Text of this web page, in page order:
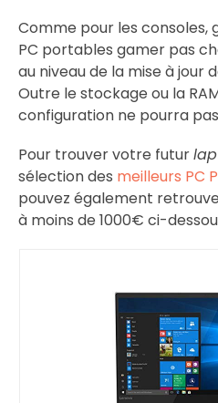
Comme pour les consoles,
PC portables gamer pas
au niveau de la mise à jour
Outre le stockage ou la
configuration ne pourra
Pour trouver votre futur
sélection des meilleurs PC
pouvez également
à moins de 1000€ ci-